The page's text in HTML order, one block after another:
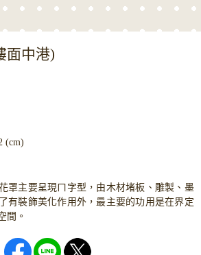
面中港)
(cm)
罩主要呈現ㄇ字型，由木材堵板、雕製、墨
有裝飾美化作用外，最主要的功用是在界定
間。